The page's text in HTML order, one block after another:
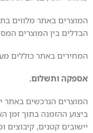
המוצרים באתר מלווים
הבדלים בין המוצרים
המחירים באתר כוללים
אספקה ותשלום.
המוצרים הנרכשים באתר
ביצוע ההזמנה בתוך זמן
יישובים קטנים,